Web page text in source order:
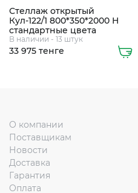
Стеллаж открытый
Кул-122/1 800*350*2000 Н
стандартные цвета
В наличии - 13 штук
33 975 тенге
О компании
Поставщикам
Новости
Доставка
Гарантия
Оплата